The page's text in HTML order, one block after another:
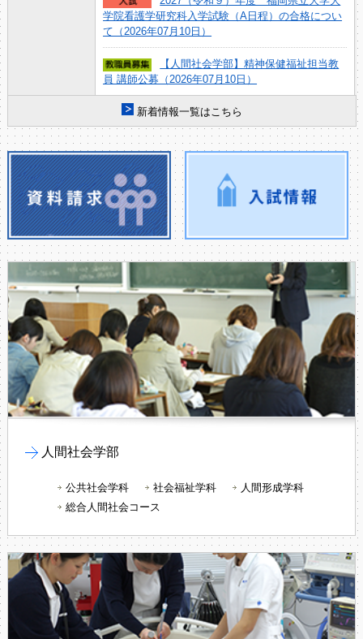
学院看護学研究科入学試験（A日程）の合格につい
て（2026年07月10日）
【人間社会学部】精神保健福祉担当教
員 講師公募（2026年07月10日）
新着情報一覧はこちら
人間社会学部
公共社会学科 社会福祉学科
人間形成学科
総合人間社会コース